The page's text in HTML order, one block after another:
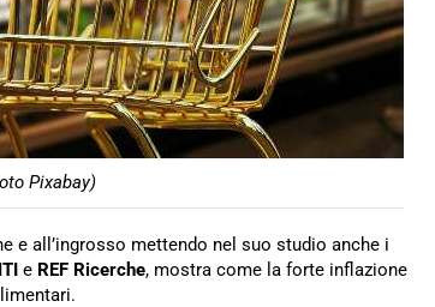
Pixabay)
e all’ingrosso mettendo nel suo studio anche i
e REF Ricerche, mostra come la forte inflazione